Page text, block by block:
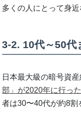
多くの人にとって身近
3-2. 10代～50代
日本最大級の暗号資
部」が2020年に行っ
者は30〜40代が約8割